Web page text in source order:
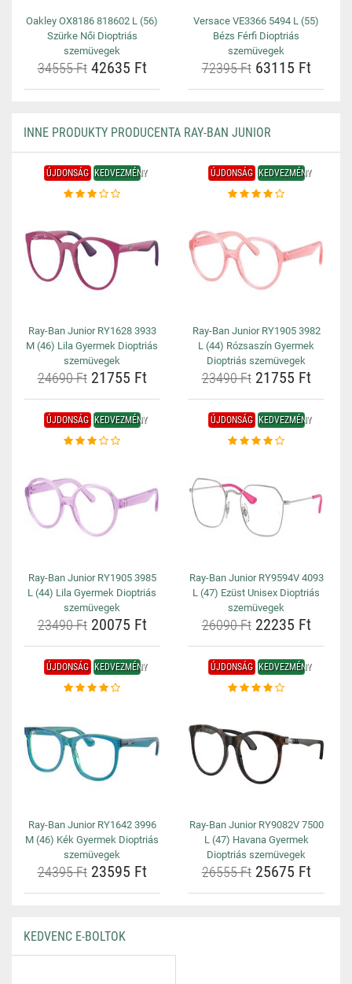
Oakley OX8186 818602 L (56)
Szürke Női Dioptriás
szemüvegek
34555 Ft42635 Ft
Versace VE3366 5494 L (55)
Bézs Férfi Dioptriás
szemüvegek
72395 Ft63115 Ft
INNE PRODUKTY PRODUCENTA RAY-BAN JUNIOR
ÚJDONSÁG KEDVEZMÉNY
Ray-Ban Junior RY1628 3933
M (46) Lila Gyermek Dioptriás
szemüvegek
24690 Ft21755 Ft
ÚJDONSÁG KEDVEZMÉNY
Ray-Ban Junior RY1905 3982
L (44) Rózsaszín Gyermek
Dioptriás szemüvegek
23490 Ft21755 Ft
ÚJDONSÁG KEDVEZMÉNY
Ray-Ban Junior RY1905 3985
L (44) Lila Gyermek Dioptriás
szemüvegek
23490 Ft20075 Ft
ÚJDONSÁG KEDVEZMÉNY
Ray-Ban Junior RY9594V 4093
L (47) Ezüst Unisex Dioptriás
szemüvegek
26090 Ft22235 Ft
ÚJDONSÁG KEDVEZMÉNY
Ray-Ban Junior RY1642 3996
M (46) Kék Gyermek Dioptriás
szemüvegek
24395 Ft23595 Ft
ÚJDONSÁG KEDVEZMÉNY
Ray-Ban Junior RY9082V 7500
L (47) Havana Gyermek
Dioptriás szemüvegek
26555 Ft25675 Ft
KEDVENC E-BOLTOK